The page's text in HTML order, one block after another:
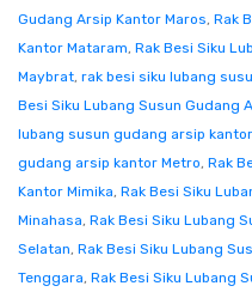
Gudang Arsip Kantor Maros, Rak
Kantor Mataram, Rak Besi Siku
Maybrat, rak besi siku lubang
Besi Siku Lubang Susun Gudang
lubang susun gudang arsip
gudang arsip kantor Metro, Rak
Kantor Mimika, Rak Besi Siku
Minahasa, Rak Besi Siku Lubang
Selatan, Rak Besi Siku Lubang
Tenggara, Rak Besi Siku Lubang